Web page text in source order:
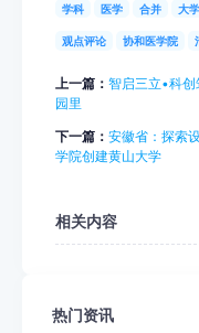
学科 医学 合并 大学
观点评论 协和医学院
上一篇： 智启三立•科
园里
下一篇： 安徽省：探索
学院创建黄山大学
相关内容
热门资讯